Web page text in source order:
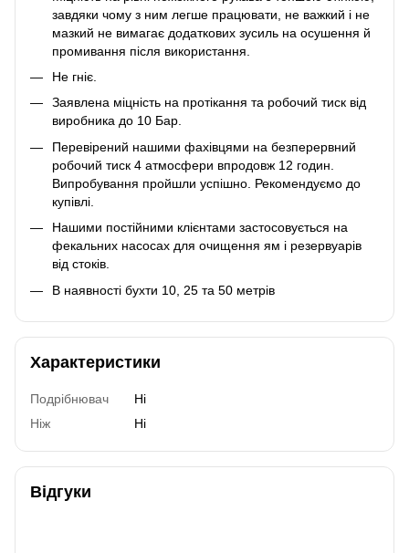
завдяки чому з ним легше працювати, не важкий і не
мазкий не вимагає додаткових зусиль на осушення й
промивання після використання.
Не гніє.
Заявлена міцність на протікання та робочий тиск від
виробника до 10 Бар.
Перевірений нашими фахівцями на безперервний
робочий тиск 4 атмосфери впродовж 12 годин.
Випробування пройшли успішно. Рекомендуємо до
купівлі.
Нашими постійними клієнтами застосовується на
фекальних насосах для очищення ям і резервуарів
від стоків.
В наявності бухти 10, 25 та 50 метрів
Характеристики
Подрібнювач
Ні
Ніж
Ні
Відгуки